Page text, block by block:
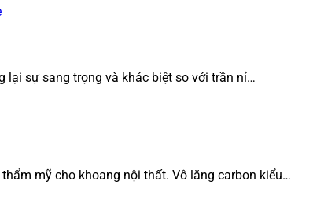
lại sự sang trọng và khác biệt so với trần nỉ…
mỹ cho khoang nội thất. Vô lăng carbon kiểu…